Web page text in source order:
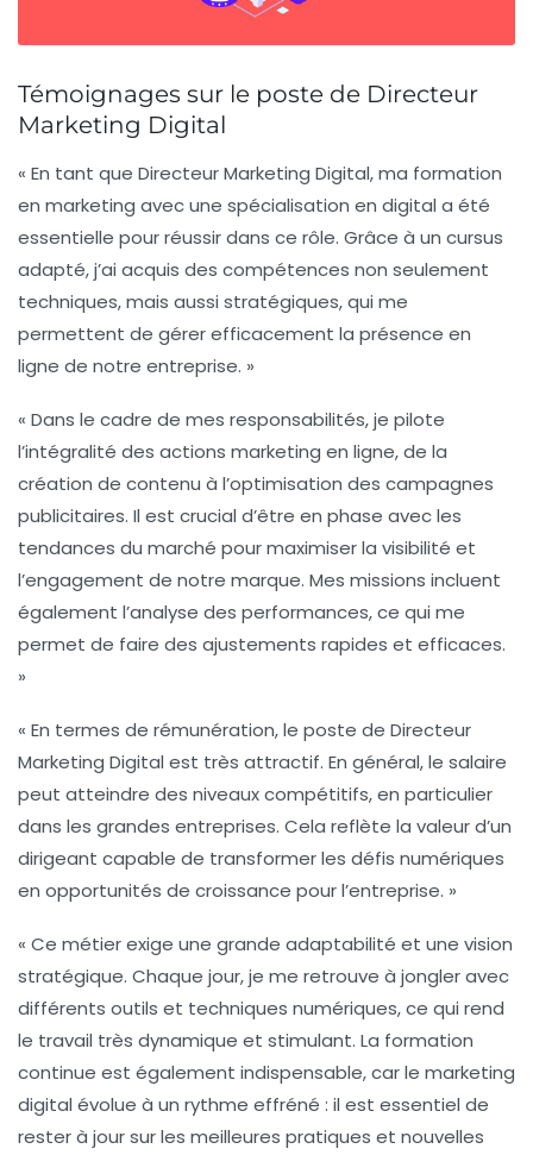
Témoignages sur le poste de Directeur
Marketing Digital
« En tant que Directeur Marketing Digital, ma formation
en marketing avec une spécialisation en digital a été
essentielle pour réussir dans ce rôle. Grâce à un cursus
adapté, j’ai acquis des compétences non seulement
techniques, mais aussi stratégiques, qui me
permettent de gérer efficacement la présence en
ligne de notre entreprise. »
« Dans le cadre de mes responsabilités, je pilote
l’intégralité des actions marketing en ligne, de la
création de contenu à l’optimisation des campagnes
publicitaires. Il est crucial d’être en phase avec les
tendances du marché pour maximiser la visibilité et
l’engagement de notre marque. Mes missions incluent
également l’analyse des performances, ce qui me
permet de faire des ajustements rapides et efficaces.
»
« En termes de rémunération, le poste de Directeur
Marketing Digital est très attractif. En général, le salaire
peut atteindre des niveaux compétitifs, en particulier
dans les grandes entreprises. Cela reflète la valeur d’un
dirigeant capable de transformer les défis numériques
en opportunités de croissance pour l’entreprise. »
« Ce métier exige une grande adaptabilité et une vision
stratégique. Chaque jour, je me retrouve à jongler avec
différents outils et techniques numériques, ce qui rend
le travail très dynamique et stimulant. La formation
continue est également indispensable, car le marketing
digital évolue à un rythme effréné : il est essentiel de
rester à jour sur les meilleures pratiques et nouvelles